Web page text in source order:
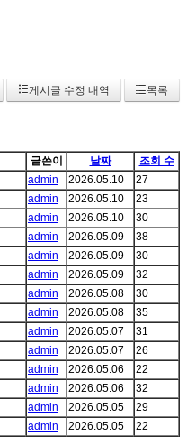
게시글 수정 내역 목록
글쓴이 날짜
조회 수
admin 2026.05.10
27
admin 2026.05.10
23
admin 2026.05.10
30
admin 2026.05.09
38
admin 2026.05.09
30
admin 2026.05.09
32
admin 2026.05.08
30
admin 2026.05.08
35
admin 2026.05.07
31
admin 2026.05.07
26
admin 2026.05.06
22
admin 2026.05.06
32
admin 2026.05.05
29
admin 2026.05.05
22